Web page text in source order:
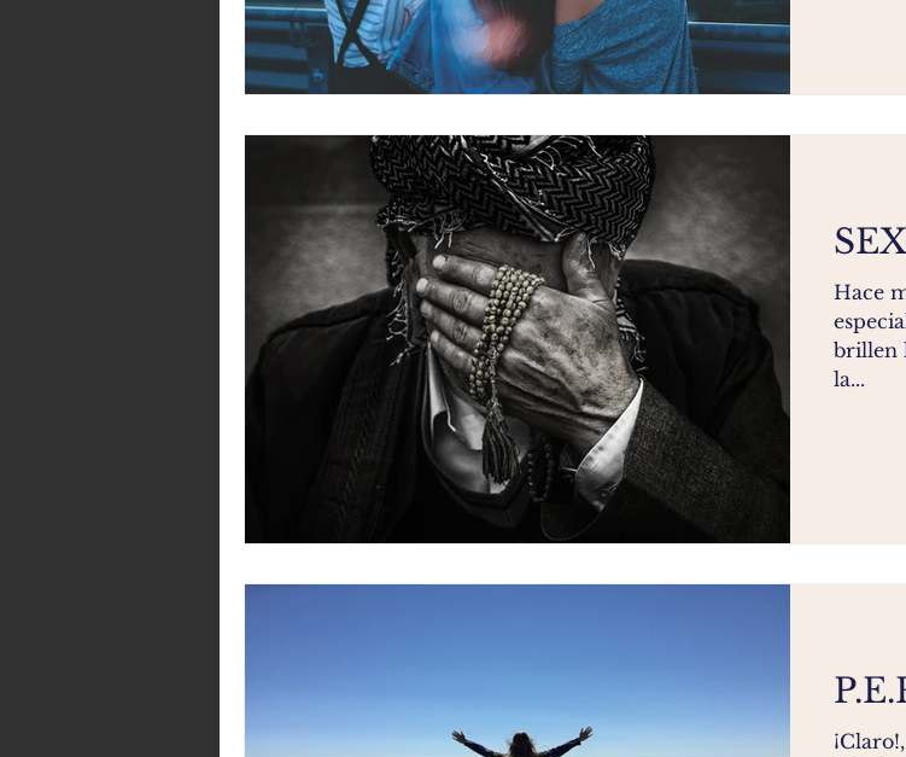
Hace
brillen
la...